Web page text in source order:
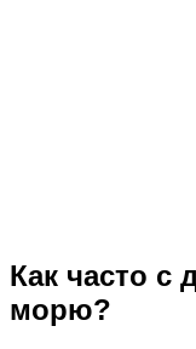
Как часто с
морю?